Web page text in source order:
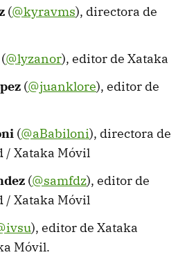
(@kyravms), directora de
(@lyzanor), editor de Xataka
(@juanklore), editor de
(@aBabiloni), directora de
/ Xataka Móvil
(@samfdz), editor de
/ Xataka Móvil
), editor de Xataka
Móvil.